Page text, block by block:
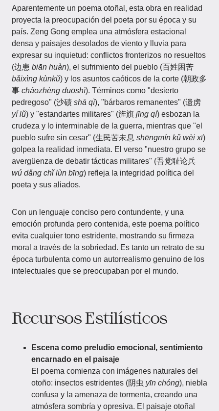
Aparentemente un poema otoñal, esta obra en realidad
proyecta la preocupación del poeta por su época y su
país. Zeng Gong emplea una atmósfera estacional
densa y paisajes desolados de viento y lluvia para
expresar su inquietud: conflictos fronterizos no resueltos
(边患 biān huàn), el sufrimiento del pueblo (百姓困苦
bǎixìng kùnkǔ) y los asuntos caóticos de la corte (朝政多
事 cháozhèng duōshì). Términos como "desierto
pedregoso" (沙碛 shā qì), "bárbaros remanentes" (遗虏
yí lǔ) y "estandartes militares" (旌旗 jīng qí) esbozan la
crudeza y lo interminable de la guerra, mientras que "el
pueblo sufre sin cesar" (生民苦未息 shēngmín kǔ wèi xī)
golpea la realidad inmediata. El verso "nuestro grupo se
avergüenza de debatir tácticas militares" (吾党耻论兵
wú dǎng chǐ lùn bīng) refleja la integridad política del
poeta y sus aliados.
Con un lenguaje conciso pero contundente, y una
emoción profunda pero contenida, este poema político
evita cualquier tono estridente, mostrando su firmeza
moral a través de la sobriedad. Es tanto un retrato de su
época turbulenta como un autorrealismo genuino de los
intelectuales que se preocupaban por el mundo.
Recursos Estilísticos
Escena como preludio emocional, sentimiento
encarnado en el paisaje
El poema comienza con imágenes naturales del
otoño: insectos estridentes (阴虫 yīn chóng), niebla
confusa y la amenaza de tormenta, creando una
atmósfera sombría y opresiva. El paisaje otoñal